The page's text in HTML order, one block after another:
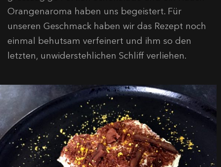
Orangenaroma haben uns begeistert. Für
unseren Geschmack haben wir das Rezept noch
einmal behutsam verfeinert und ihm so den
letzten, unwiderstehlichen Schliff verliehen.